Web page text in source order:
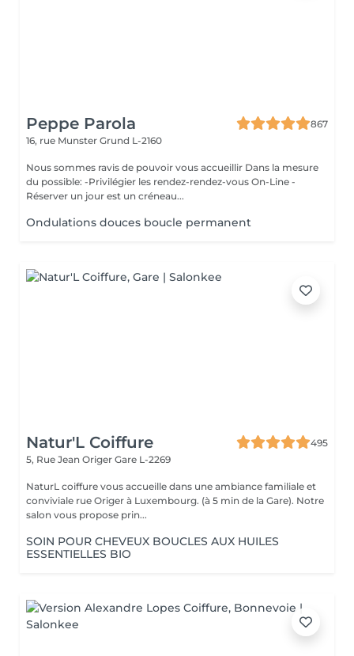
Peppe Parola
867
16, rue Munster Grund L-2160
Nous sommes ravis de pouvoir vous accueillir Dans la mesure
du possible: -Privilégier les rendez-rendez-vous On-Line -
Réserver un jour est un créneau...
Ondulations douces boucle permanent
Natur'L Coiffure
495
5, Rue Jean Origer Gare L-2269
NaturL coiffure vous accueille dans une ambiance familiale et
conviviale rue Origer à Luxembourg. (à 5 min de la Gare). Notre
salon vous propose prin...
SOIN POUR CHEVEUX BOUCLES AUX HUILES
ESSENTIELLES BIO